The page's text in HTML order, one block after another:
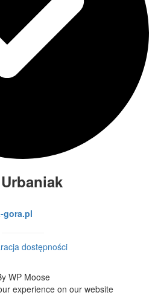
gora.pl
dostępności
WP Moose
experience on our website